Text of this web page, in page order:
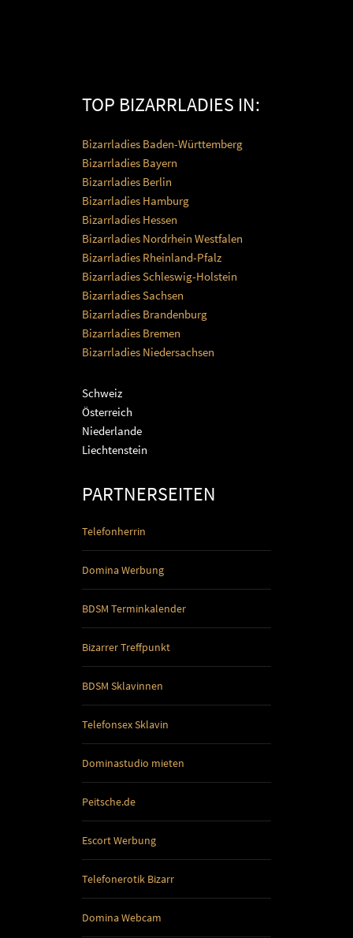
TOP BIZARRLADIES IN:
Bizarrladies Baden-Württemberg
Bizarrladies Bayern
Bizarrladies Berlin
Bizarrladies Hamburg
Bizarrladies Hessen
Bizarrladies Nordrhein Westfalen
Bizarrladies Rheinland-Pfalz
Bizarrladies Schleswig-Holstein
Bizarrladies Sachsen
Bizarrladies Brandenburg
Bizarrladies Bremen
Bizarrladies Niedersachsen
Schweiz
Österreich
Niederlande
Liechtenstein
PARTNERSEITEN
Telefonherrin
Domina Werbung
BDSM Terminkalender
Bizarrer Treffpunkt
BDSM Sklavinnen
Telefonsex Sklavin
Dominastudio mieten
Peitsche.de
Escort Werbung
Telefonerotik Bizarr
Domina Webcam